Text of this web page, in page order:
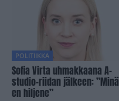
POLITIIKKA
Sofia Virta uhmakkaana A-
studio-riidan jälkeen: ”Minä
en hiljene”